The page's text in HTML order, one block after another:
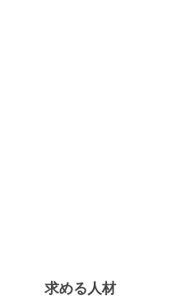
求める人材